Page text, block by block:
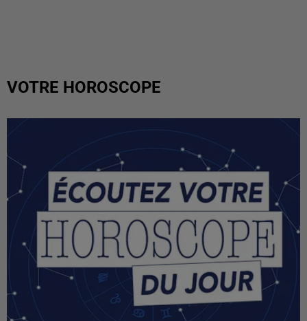
VOTRE HOROSCOPE